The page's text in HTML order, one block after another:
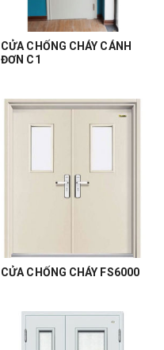
CỬA CHỐNG CHÁY CÁNH
ĐƠN C1
CỬA CHỐNG CHÁY FS6000